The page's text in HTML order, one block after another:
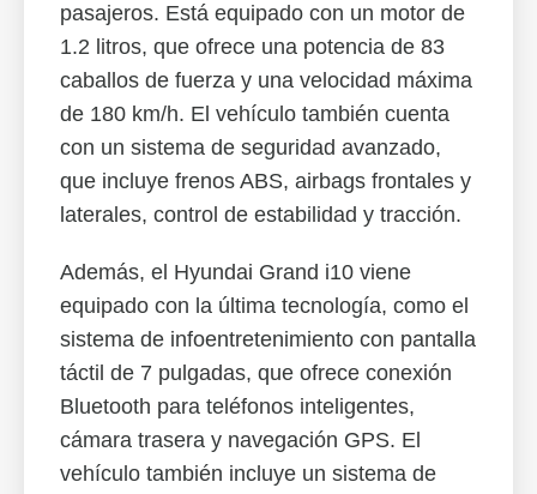
pasajeros. Está equipado con un motor de
1.2 litros, que ofrece una potencia de 83
caballos de fuerza y una velocidad máxima
de 180 km/h. El vehículo también cuenta
con un sistema de seguridad avanzado,
que incluye frenos ABS, airbags frontales y
laterales, control de estabilidad y tracción.
Además, el Hyundai Grand i10 viene
equipado con la última tecnología, como el
sistema de infoentretenimiento con pantalla
táctil de 7 pulgadas, que ofrece conexión
Bluetooth para teléfonos inteligentes,
cámara trasera y navegación GPS. El
vehículo también incluye un sistema de